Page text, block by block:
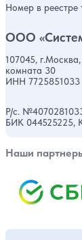
Номер в реестре
ООО
107045,
комната 30
ИНН 7725851033
Р/с.
БИК 044525225,
Наши